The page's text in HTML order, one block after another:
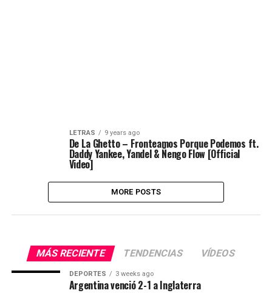
LETRAS 9 years ago
De La Ghetto – Fronteamos Porque Podemos ft.
Daddy Yankee, Yandel & Ñengo Flow [Official
Video]
MORE POSTS
MÁS RECIENTE TENDENCIAS VÍDEOS
DEPORTES 3 weeks ago
Argentina venció 2-1 a Inglaterra